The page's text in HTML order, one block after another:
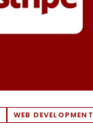
WEB DEVELOPMENT